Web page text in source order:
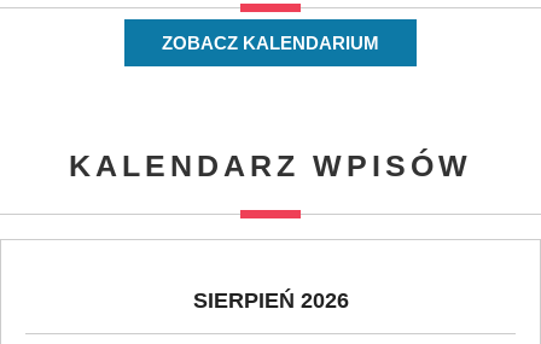
ZOBACZ KALENDARIUM
KALENDARZ WPISÓW
SIERPIEŃ 2026